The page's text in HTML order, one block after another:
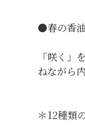
●春の香
「咲く」
ねながら
＊12種類